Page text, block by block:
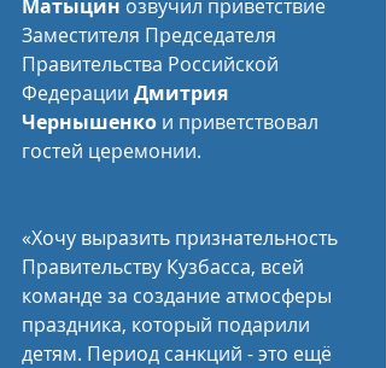
Матыцин озвучил приветствие
Заместителя Председателя
Правительства Российской
Федерации Дмитрия
Чернышенко и приветствовал
гостей церемонии.
«Хочу выразить признательность
Правительству Кузбасса, всей
команде за создание атмосферы
праздника, который подарили
детям. Период санкций - это ещё